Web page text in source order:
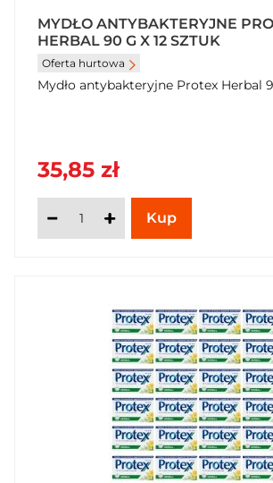
MYDŁO ANTYBAKTERYJNE
HERBAL 90 G X 12 SZTUK
Oferta hurtowa
Mydło antybakteryjne Protex Herbal
35,85 zł